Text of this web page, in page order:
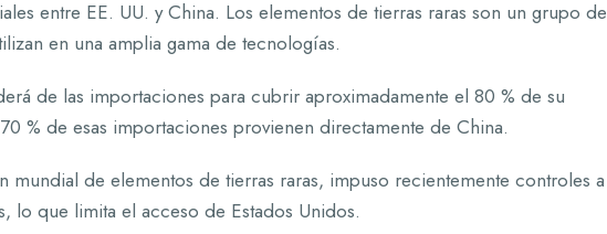
entre EE. UU. y China. Los elementos de tierras raras son un grupo de
en una amplia gama de tecnologías.
de las importaciones para cubrir aproximadamente el 80 % de su
% de esas importaciones provienen directamente de China.
de elementos de tierras raras, impuso recientemente controles a
lo que limita el acceso de Estados Unidos.